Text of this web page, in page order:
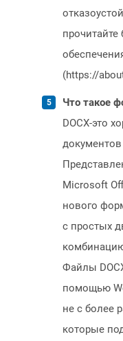
(https://
Что такое
DOCX-это
Microsoft
нового
с простых
Файлы
помощью
не с более
которые